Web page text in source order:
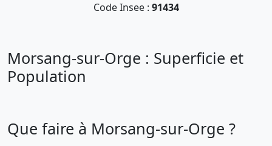
Code Insee : 91434
Morsang-sur-Orge : Superficie et
Population
Que faire à Morsang-sur-Orge ?